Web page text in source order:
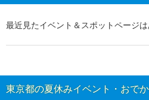
最近見たイベント＆スポットページは
東京都の夏休みイベント・おで